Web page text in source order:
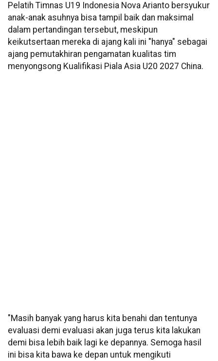
Pelatih Timnas U19 Indonesia Nova Arianto bersyukur
anak-anak asuhnya bisa tampil baik dan maksimal
dalam pertandingan tersebut, meskipun
keikutsertaan mereka di ajang kali ini "hanya" sebagai
ajang pemutakhiran pengamatan kualitas tim
menyongsong Kualifikasi Piala Asia U20 2027 China.
"Masih banyak yang harus kita benahi dan tentunya
evaluasi demi evaluasi akan juga terus kita lakukan
demi bisa lebih baik lagi ke depannya. Semoga hasil
ini bisa kita bawa ke depan untuk mengikuti